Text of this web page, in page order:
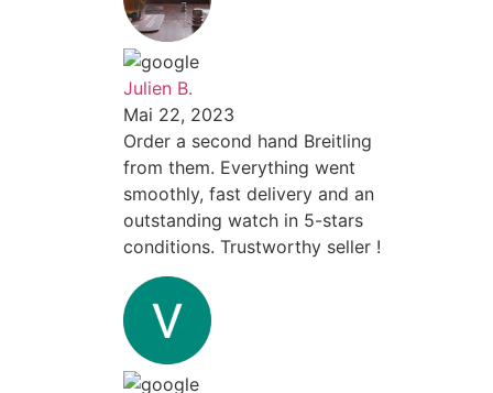
Julien B.
Mai 22, 2023
Order a second hand Breitling
from them. Everything went
smoothly, fast delivery and an
outstanding watch in 5-stars
conditions. Trustworthy seller !